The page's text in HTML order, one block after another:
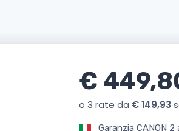
€
Garanzia CANON 2